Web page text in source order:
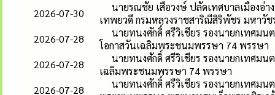
2026-07-30
นายรณชัย เสือวงษ์ ปลัดเทศบาลเมืองอ่
เทพยวดี กรมหลวงราชสาริณีสิริพัชร มหาวัช
2026-07-28
นายทนงศักดิ์ ศรีวิเชียร รองนายกเทศม
โอกาสวันเฉลิมพระชนมพรรษา 74 พรรษา
2026-07-28
นายทนงศักดิ์ ศรีวิเชียร รองนายกเทศมน
เฉลิมพระชนมพรรษา 74 พรรษา
2026-07-28
นายทนงศักดิ์ ศรีวิเชียร รองนายกเทศม